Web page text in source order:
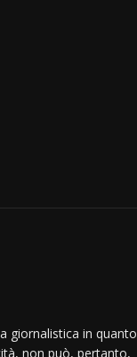
giornalistica in quanto
non può, pertanto,